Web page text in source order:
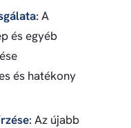
: A
és egyéb
és hatékony
: Az újabb